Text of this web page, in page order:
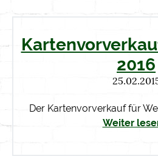
2016
Der Kartenvorverkauf für
Weiter